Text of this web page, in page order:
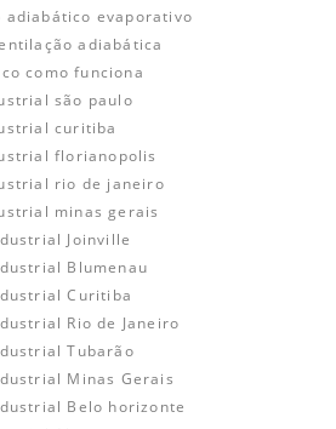
evaporativo
adiabática
como funciona
são paulo
curitiba
florianopolis
rio de janeiro
minas gerais
Joinville
Blumenau
Curitiba
Rio de Janeiro
Tubarão
Minas Gerais
Belo horizonte